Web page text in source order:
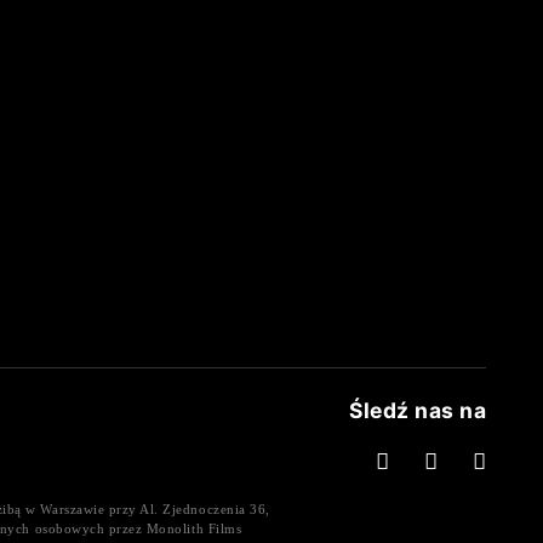
w Warszawie przy Al. Zjednoczenia 36,
osobowych przez Monolith Films
Śledź nas na